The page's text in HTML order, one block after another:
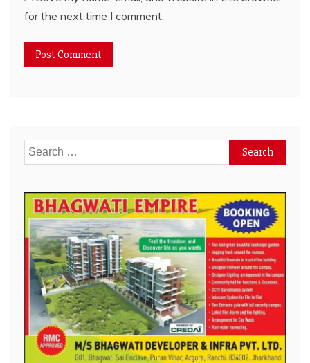
for the next time I comment.
Search
for: